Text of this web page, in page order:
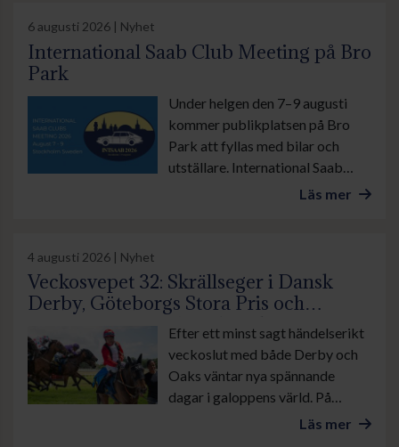
6 augusti 2026 | Nyhet
International Saab Club Meeting på Bro
Park
Under helgen den 7–9 augusti
kommer publikplatsen på Bro
Park att fyllas med bilar och
utställare. International Saab
Läs mer
4 augusti 2026 | Nyhet
Veckosvepet 32: Skrällseger i Dansk
Derby, Göteborgs Stora Pris och
suverän insats av Lamborghini BF
Efter ett minst sagt händelserikt
veckoslut med både Derby och
Oaks väntar nya spännande
dagar i galoppens värld. På
onsdag är det lunchgalopp på
Läs mer